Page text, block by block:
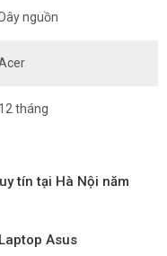
Dây nguồn
12 tháng
tín tại Hà Nội năm
Asus